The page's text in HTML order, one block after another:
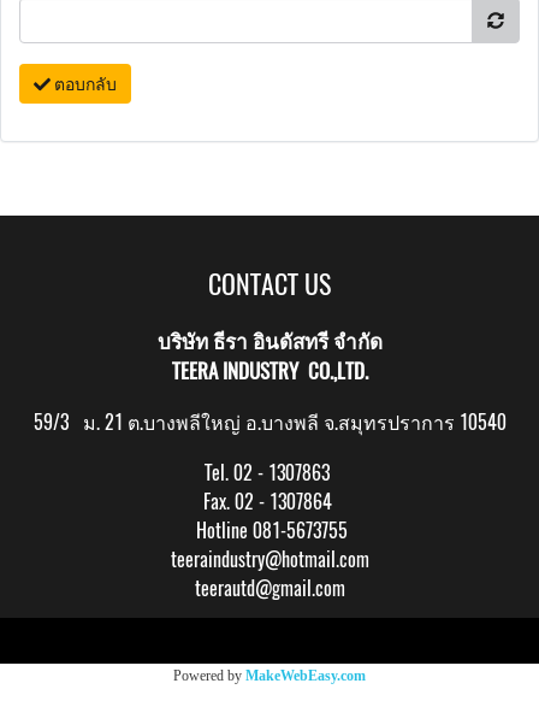
ตอบกลับ
CONTACT US
บริษัท ธีรา อินดัสทรี จำกัด
TEERA INDUSTRY CO.,LTD.
59/3 ม. 21 ต.บางพลีใหญ่ อ.บางพลี จ.สมุทรปราการ 10540
Tel. 02 - 1307863
Fax. 02 - 1307864
Hotline 081-5673755
teeraindustry@hotmail.com
teerautd@gmail.com
Powered by MakeWebEasy.com